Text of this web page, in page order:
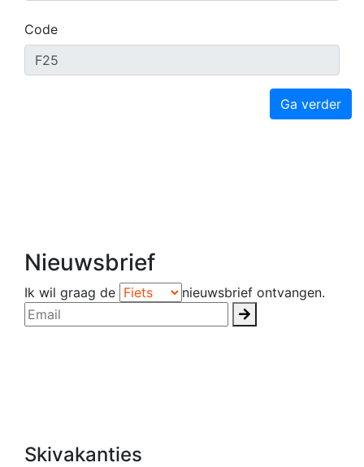
Code
Ga verder
Nieuwsbrief
Ik wil graag de nieuwsbrief ontvangen.
Skivakanties